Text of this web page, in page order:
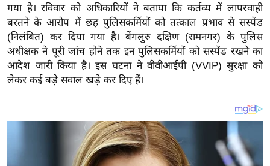
रा
य
ब
ज
ट
गया है। रविवार को अधिकारियों ने बताया कि कर्तव्य में लापरवाही
बरतने के आरोप में छह पुलिसकर्मियों को तत्काल प्रभाव से सस्पेंड
(निलंबित) कर दिया गया है। बेंगलुरु दक्षिण (रामनगर) के पुलिस
अधीक्षक ने पूरी जांच होने तक इन पुलिसकर्मियों को सस्पेंड रखने का
आदेश जारी किया है। इस घटना ने वीवीआईपी (VVIP) सुरक्षा को
लेकर कई बड़े सवाल खड़े कर दिए हैं।